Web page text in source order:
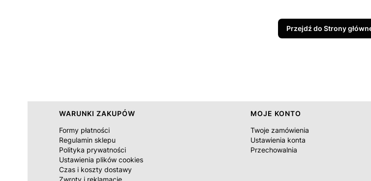
Przejdź do Strony
Linki w stopce
WARUNKI ZAKUPÓW
Formy płatności
Regulamin sklepu
Polityka prywatności
Ustawienia plików cookies
Czas i koszty dostawy
Zwroty i reklamacje
MOJE KONTO
Twoje zamówienia
Ustawienia konta
Przechowalnia